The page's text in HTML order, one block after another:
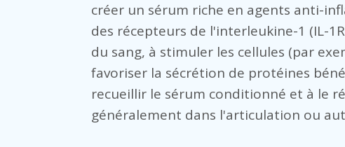
créer un sérum riche en agents anti-
des récepteurs de l'interleukine-1 (IL-
du sang, à stimuler les cellules (par
favoriser la sécrétion de protéines
recueillir le sérum conditionné et à le
généralement dans l'articulation ou